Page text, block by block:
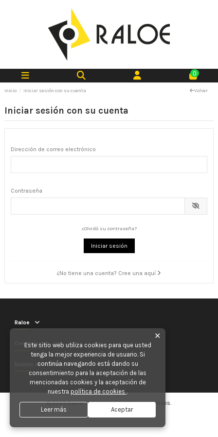
0
Inicio Iniciar sesión con su cuenta Volver
Iniciar sesión con su cuenta
Dirección de correo electrónico
Contraseña
¿Olvidó su contraseña?
Iniciar sesión
¿No tiene una cuenta? Cree una aquí
Raloe
Contáctenos
Boletín de noticias
© 2025 Raloe. Todos los derechos reservados.
✕
Este sitio web utiliza cookies para que usted
tenga la mejor experiencia de usuario. Si
continúa navegando está dando su
consentimiento para la aceptación de las
mencionadas cookies y la aceptación de
nuestra política de cookies .
Leer más Aceptar